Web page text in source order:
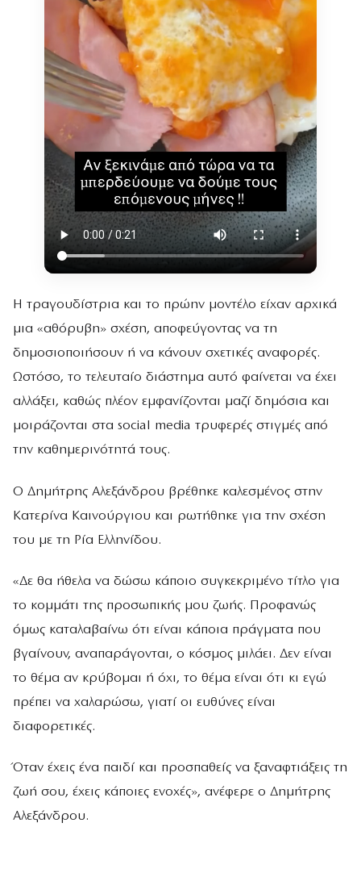
Η τραγουδίστρια και το πρώην μοντέλο είχαν αρχικά
μια «αθόρυβη» σχέση, αποφεύγοντας να τη
δημοσιοποιήσουν ή να κάνουν σχετικές αναφορές.
Ωστόσο, το τελευταίο διάστημα αυτό φαίνεται να έχει
αλλάξει, καθώς πλέον εμφανίζονται μαζί δημόσια και
μοιράζονται στα social media τρυφερές στιγμές από
την καθημερινότητά τους.
Ο Δημήτρης Αλεξάνδρου βρέθηκε καλεσμένος στην
Κατερίνα Καινούργιου και ρωτήθηκε για την σχέση
του με τη Ρία Ελληνίδου.
«Δε θα ήθελα να δώσω κάποιο συγκεκριμένο τίτλο για
το κομμάτι της προσωπικής μου ζωής. Προφανώς
όμως καταλαβαίνω ότι είναι κάποια πράγματα που
βγαίνουν, αναπαράγονται, ο κόσμος μιλάει. Δεν είναι
το θέμα αν κρύβομαι ή όχι, το θέμα είναι ότι κι εγώ
πρέπει να χαλαρώσω, γιατί οι ευθύνες είναι
διαφορετικές.
Όταν έχεις ένα παιδί και προσπαθείς να ξαναφτιάξεις τη
ζωή σου, έχεις κάποιες ενοχές», ανέφερε ο Δημήτρης
Αλεξάνδρου.